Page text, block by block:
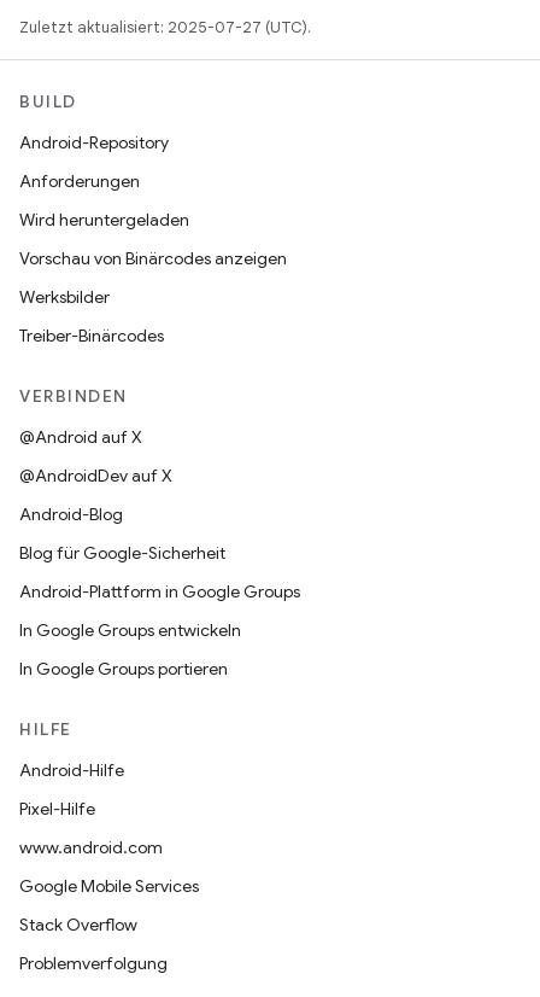
Zuletzt aktualisiert: 2025-07-27 (UTC).
BUILD
Android-Repository
Anforderungen
Wird heruntergeladen
Vorschau von Binärcodes anzeigen
Werksbilder
Treiber-Binärcodes
VERBINDEN
@Android auf X
@AndroidDev auf X
Android-Blog
Blog für Google-Sicherheit
Android-Plattform in Google Groups
In Google Groups entwickeln
In Google Groups portieren
HILFE
Android-Hilfe
Pixel-Hilfe
www.android.com
Google Mobile Services
Stack Overflow
Problemverfolgung